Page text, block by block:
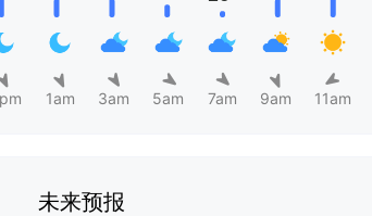
1am 3am 5am 7am 9am 11am
未来预报